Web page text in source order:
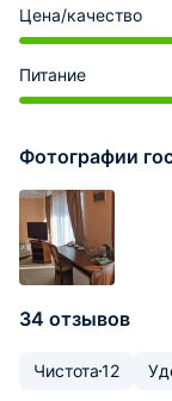
Цена/качество
Питание
Фотографии
34 отзывов
Чистота12